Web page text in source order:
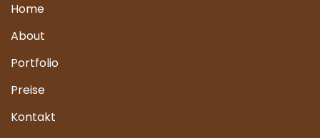
Home
About
Portfolio
Preise
Kontakt